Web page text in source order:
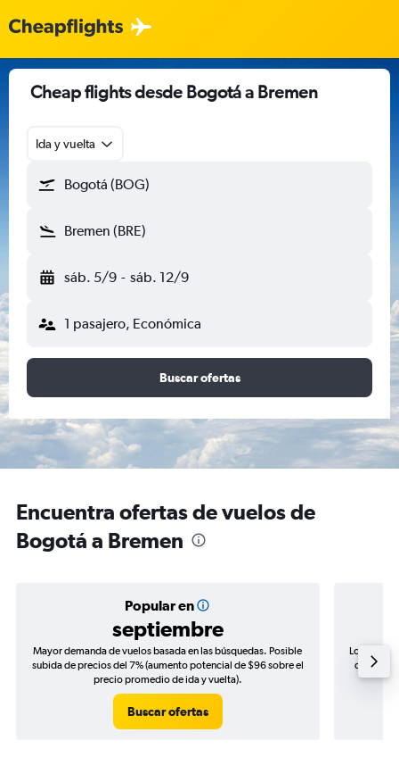
Cheap flights desde Bogotá a Bremen
Ida y vuelta
Bogotá (BOG)
Bremen (BRE)
sáb. 5/9 - sáb. 12/9
1 pasajero, Económica
Buscar ofertas
Encuentra ofertas de vuelos de
Bogotá a Bremen
Popular en
septiembre
Mayor demanda de vuelos basada en las búsquedas. Posible
subida de precios del 7% (aumento potencial de $96 sobre el
precio promedio de ida y vuelta).
Buscar ofertas
Los
de